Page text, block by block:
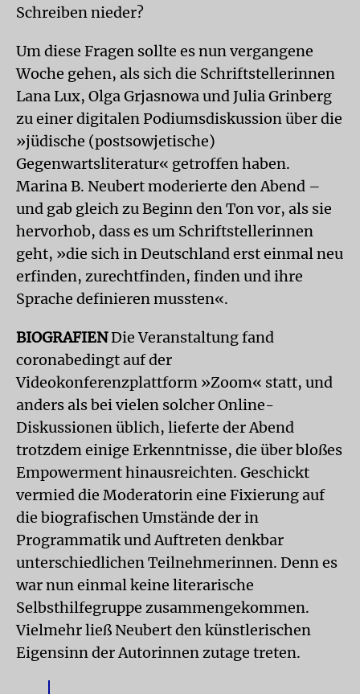
Schreiben nieder?
Um diese Fragen sollte es nun vergangene
Woche gehen, als sich die Schriftstellerinnen
Lana Lux, Olga Grjasnowa und Julia Grinberg
zu einer digitalen Podiumsdiskussion über die
»jüdische (postsowjetische)
Gegenwartsliteratur« getroffen haben.
Marina B. Neubert moderierte den Abend –
und gab gleich zu Beginn den Ton vor, als sie
hervorhob, dass es um Schriftstellerinnen
geht, »die sich in Deutschland erst einmal neu
erfinden, zurechtfinden, finden und ihre
Sprache definieren mussten«.
BIOGRAFIENDie Veranstaltung fand
coronabedingt auf der
Videokonferenzplattform »Zoom« statt, und
anders als bei vielen solcher Online-
Diskussionen üblich, lieferte der Abend
trotzdem einige Erkenntnisse, die über bloßes
Empowerment hinausreichten. Geschickt
vermied die Moderatorin eine Fixierung auf
die biografischen Umstände der in
Programmatik und Auftreten denkbar
unterschiedlichen Teilnehmerinnen. Denn es
war nun einmal keine literarische
Selbsthilfegruppe zusammengekommen.
Vielmehr ließ Neubert den künstlerischen
Eigensinn der Autorinnen zutage treten.